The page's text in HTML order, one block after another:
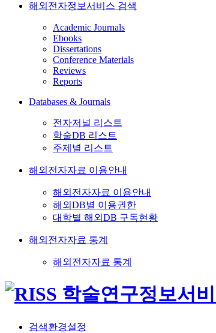
해외전자정보서비스 검색
Academic Journals
Ebooks
Dissertations
Conference Materials
Reviews
Reports
Databases & Journals
전자저널 리스트
학술DB 리스트
주제별 리스트
해외전자자료 이용안내
해외전자자료 이용안내
해외DB별 이용권한
대학별 해외DB 구독현황
해외전자자료 통계
해외전자자료 통계
검색환경설정